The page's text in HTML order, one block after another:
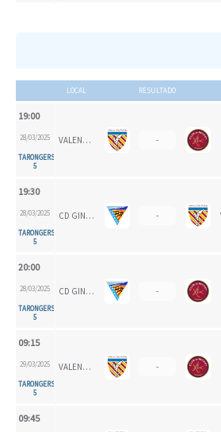
LOCAL RESULTADO
19:00
28/03/2025
TARONGERS
5
VALENCIA CH 1924 -
19:30
28/03/2025
TARONGERS
5
CD GINER CORAL -
20:00
28/03/2025
TARONGERS
5
CD GINER CORAL -
09:15
29/03/2025
TARONGERS
5
VALENCIA CH 2024 -
09:45